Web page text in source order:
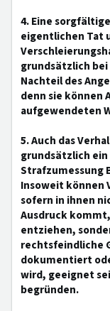
4. Eine
eigentlichen Tat
grundsätzlich
Nachteil des
denn sie können
aufgewendeten
5. Auch das
grundsätzlich
Strafzumessung
Insoweit können
sofern in ihnen
Ausdruck
entziehen,
rechtsfeindliche
dokumentiert
wird, geeignet
begründen.